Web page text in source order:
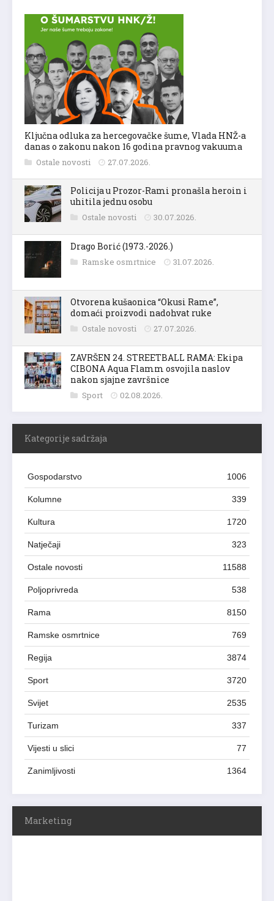
Ključna odluka za hercegovačke šume, Vlada HNŽ-a
danas o zakonu nakon 16 godina pravnog vakuuma
Ostale novosti 27.07.2026.
Policija u Prozor-Rami pronašla heroin i
uhitila jednu osobu
Ostale novosti 30.07.2026.
Drago Borić (1973.-2026.)
Ramske osmrtnice 31.07.2026.
Otvorena kušaonica “Okusi Rame”,
domaći proizvodi nadohvat ruke
Ostale novosti 27.07.2026.
ZAVRŠEN 24. STREETBALL RAMA: Ekipa
CIBONA Aqua Flamm osvojila naslov
nakon sjajne završnice
Sport 02.08.2026.
Kategorije sadržaja
Gospodarstvo 1006
Kolumne 339
Kultura 1720
Natječaji 323
Ostale novosti 11588
Poljoprivreda 538
Rama 8150
Ramske osmrtnice 769
Regija 3874
Sport 3720
Svijet 2535
Turizam 337
Vijesti u slici 77
Zanimljivosti 1364
Marketing